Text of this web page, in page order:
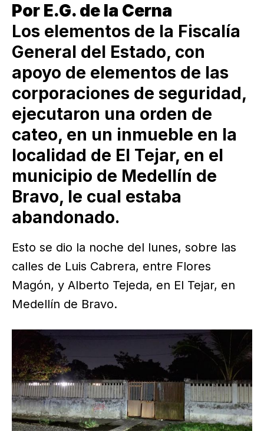
Por E.G. de la Cerna
Los elementos de la Fiscalía
General del Estado, con
apoyo de elementos de las
corporaciones de seguridad,
ejecutaron una orden de
cateo, en un inmueble en la
localidad de El Tejar, en el
municipio de Medellín de
Bravo, le cual estaba
abandonado.
Esto se dio la noche del lunes, sobre las
calles de Luis Cabrera, entre Flores
Magón, y Alberto Tejeda, en El Tejar, en
Medellín de Bravo.